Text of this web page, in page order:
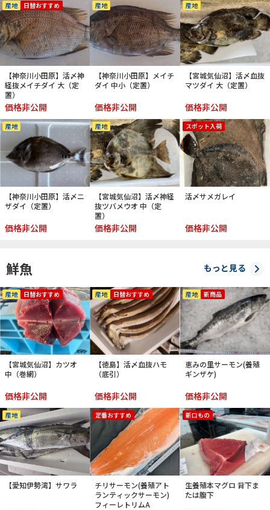
産地 日替おすすめ
【神奈川小田原】活〆神
経抜メイチダイ 大（定
置）
価格非公開
産地
【神奈川小田原】メイチ
ダイ 中小（定置）
価格非公開
産地
【宮城気仙沼】活〆血抜
マツダイ 大（定置）
価格非公開
産地
【神奈川小田原】活〆ニ
ザダイ（定置）
価格非公開
産地
【宮城気仙沼】活〆神経
抜ツバメウオ 中（定
置）
価格非公開
スポット入荷
活〆サメガレイ
価格非公開
鮮魚 もっと見る
産地 日替おすすめ
【宮城気仙沼】カツオ
中（巻網）
価格非公開
産地 日替おすすめ
【徳島】活〆血抜ハモ
（底引）
価格非公開
産地 新商品
恵みの里サーモン(養殖
ギンザケ)
価格非公開
産地
【愛知伊勢湾】サワラ
定番おすすめ
チリサーモン(養殖アト
ランティックサーモン)
フィーレトリムA
新口もの
生養殖本マグロ 背下ま
たは腹下